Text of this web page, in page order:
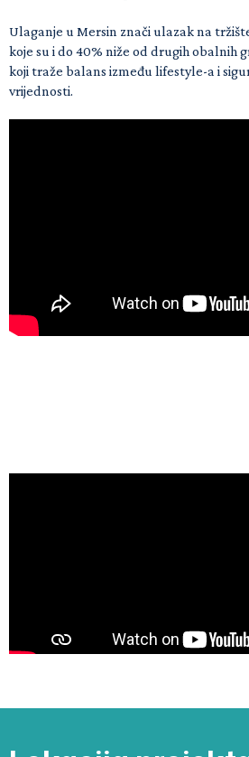
Ulaganje u Mersin znači ulazak na
koje su i do 40% niže od drugih obalnih
koji traže balans između lifestyle-a i
vrijednosti.